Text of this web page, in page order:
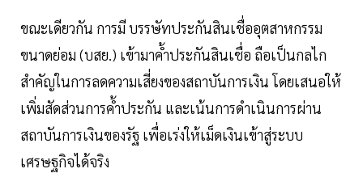
ขณะเดียวกัน การมี บรรษัทประกันสินเชื่ออุตสาหกรรม
ขนาดย่อม (บสย.) เข้ามาค้ำประกันสินเชื่อ ถือเป็นกลไก
สำคัญในการลดความเสี่ยงของสถาบันการเงิน โดยเสนอให้
เพิ่มสัดส่วนการค้ำประกัน และเน้นการดำเนินการผ่าน
สถาบันการเงินของรัฐ เพื่อเร่งให้เม็ดเงินเข้าสู่ระบบ
เศรษฐกิจได้จริง